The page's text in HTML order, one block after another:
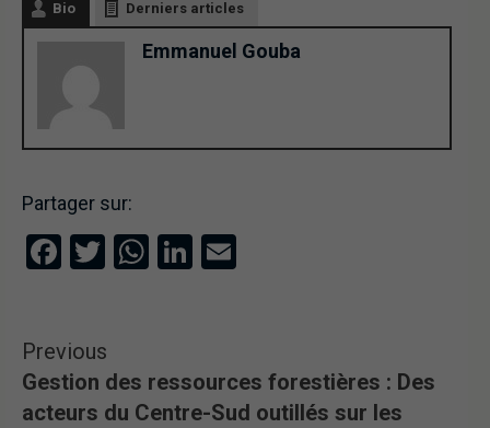
Bio Derniers articles
Emmanuel Gouba
Partager sur:
Facebook
Twitter
WhatsApp
LinkedIn
Previous
Gestion des ressources forestières : Des
acteurs du Centre-Sud outillés sur les